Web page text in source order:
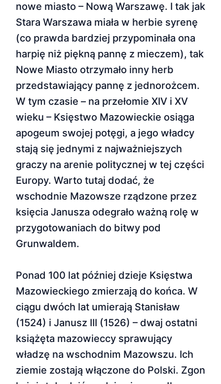
nowe miasto – Nową Warszawę. I tak jak
Stara Warszawa miała w herbie syrenę
(co prawda bardziej przypominała ona
harpię niż piękną pannę z mieczem), tak
Nowe Miasto otrzymało inny herb
przedstawiający pannę z jednorożcem.
W tym czasie – na przełomie XIV i XV
wieku – Księstwo Mazowieckie osiąga
apogeum swojej potęgi, a jego władcy
stają się jednymi z najważniejszych
graczy na arenie politycznej w tej części
Europy. Warto tutaj dodać, że
wschodnie Mazowsze rządzone przez
księcia Janusza odegrało ważną rolę w
przygotowaniach do bitwy pod
Grunwaldem.
Ponad 100 lat później dzieje Księstwa
Mazowieckiego zmierzają do końca. W
ciągu dwóch lat umierają Stanisław
(1524) i Janusz III (1526) – dwaj ostatni
książęta mazowieccy sprawujący
władzę na wschodnim Mazowszu. Ich
ziemie zostają włączone do Polski. Zgon